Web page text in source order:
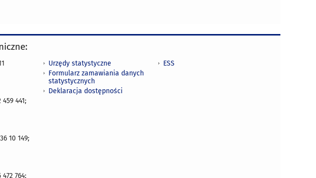
441;
10 149;
764;
Urzędy statystyczne
Formularz zamawiania danych
statystycznych
Deklaracja dostępności
ESS